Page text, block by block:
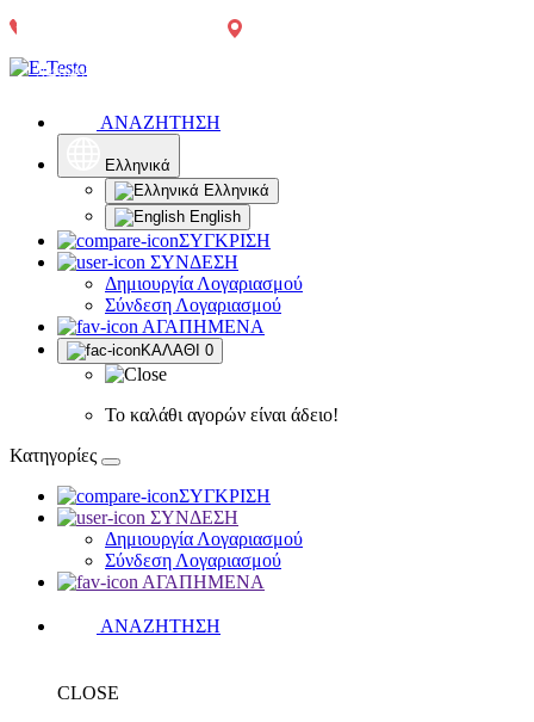
2641049567
ΑΝΑΖΗΤΗΣΗ
Ελληνικά
Ελληνικά
English
ΣΥΓΚΡΙΣΗ
ΣΥΝΔΕΣΗ
Δημιουργία Λογαριασμού
Σύνδεση Λογαριασμού
ΑΓΑΠΗΜΕΝΑ
ΚΑΛΑΘΙ 0
Το καλάθι αγορών είναι άδειο!
Κατηγορίες
ΣΥΓΚΡΙΣΗ
ΣΥΝΔΕΣΗ
Δημιουργία Λογαριασμού
Σύνδεση Λογαριασμού
ΑΓΑΠΗΜΕΝΑ
ΑΝΑΖΗΤΗΣΗ
CLOSE